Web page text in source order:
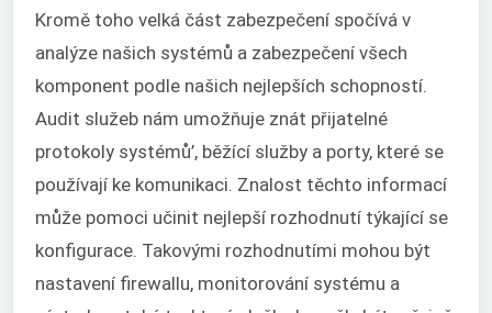
Kromě toho velká část zabezpečení spočívá v
analýze našich systémů a zabezpečení všech
komponent podle našich nejlepších schopností.
Audit služeb nám umožňuje znát přijatelné
protokoly systémů’, běžící služby a porty, které se
používají ke komunikaci. Znalost těchto informací
může pomoci učinit nejlepší rozhodnutí týkající se
konfigurace. Takovými rozhodnutími mohou být
nastavení firewallu, monitorování systému a